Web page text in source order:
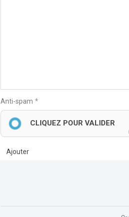
Anti-spam
CLIQUEZ POUR VALIDER
Ajouter